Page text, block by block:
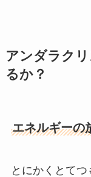
アンダラク
るか？
エネルギーの
とにかくとて